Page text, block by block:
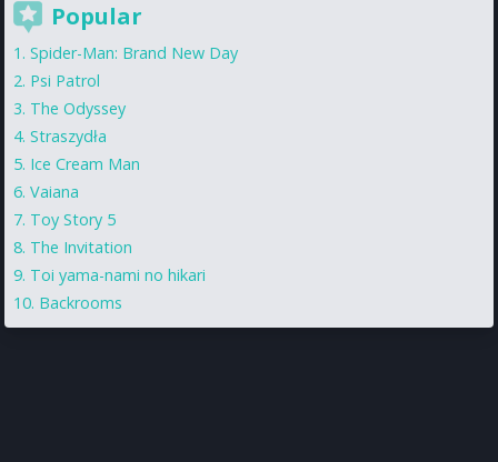
Popular
Spider-Man: Brand New Day
Psi Patrol
The Odyssey
Straszydła
Ice Cream Man
Vaiana
Toy Story 5
The Invitation
Toi yama-nami no hikari
Backrooms